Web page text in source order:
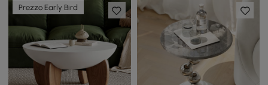
Prezzo Early Bird